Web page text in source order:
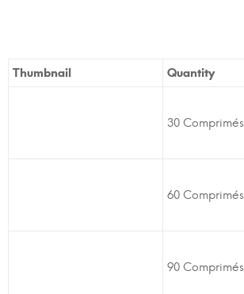
Thumbnail Quantity
30 Comprimés
60 Comprimés
90 Comprimés